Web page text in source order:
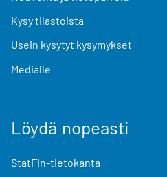
Kysy tilastoista
Usein kysytyt kysymykset
Medialle
Löydä nopeasti
StatFin-tietokanta